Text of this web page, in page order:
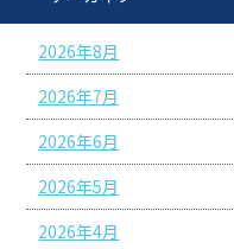
2026年8月
2026年7月
2026年6月
2026年5月
2026年4月